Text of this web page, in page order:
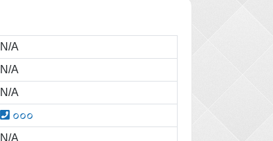
N/A
N/A
N/A
০০০
N/A